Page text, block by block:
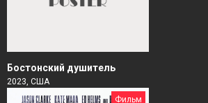
Бостонский душитель
2023, США
Фильм